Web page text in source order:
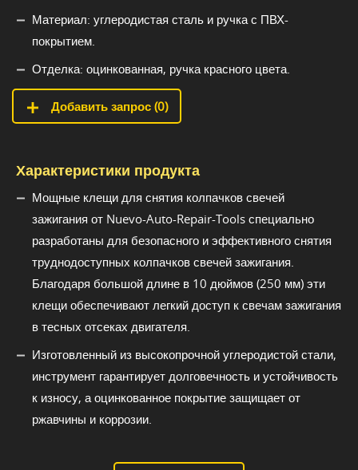
Материал: углеродистая сталь и ручка с ПВХ-
покрытием.
Отделка: оцинкованная, ручка красного цвета.
Добавить запрос (0)
Характеристики продукта
Мощные клещи для снятия колпачков свечей
зажигания от Nuevo-Auto-Repair-Tools специально
разработаны для безопасного и эффективного снятия
труднодоступных колпачков свечей зажигания.
Благодаря большой длине в 10 дюймов (250 мм) эти
клещи обеспечивают легкий доступ к свечам зажигания
в тесных отсеках двигателя.
Изготовленный из высокопрочной углеродистой стали,
инструмент гарантирует долговечность и устойчивость
к износу, а оцинкованное покрытие защищает от
ржавчины и коррозии.